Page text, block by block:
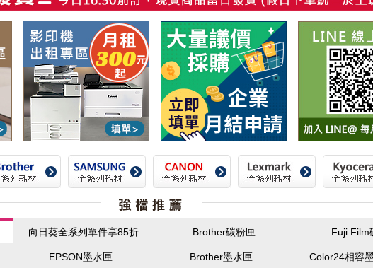
向日葵全系列單件享85折 Brother碳粉匣 Fuji Film
EPSON墨水匣 Brother墨水匣 Color24相容